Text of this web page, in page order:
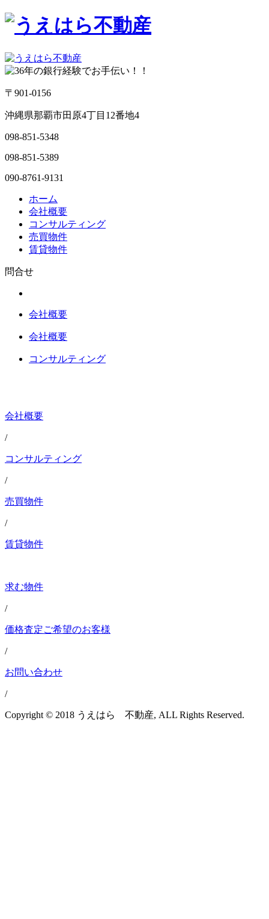
〒901-0156
沖縄県那覇市田原4丁目12番地4
098-851-5348
098-851-5389
090-8761-9131
ホーム
会社概要
コンサルティング
売買物件
賃貸物件
問合せ
会社概要
会社概要
コンサルティング
会社概要
/
コンサルティング
/
売買物件
/
賃貸物件
求む物件
/
価格査定ご希望のお客様
/
お問い合わせ
/
Copyright © 2018 うえはら 不動産, ALL Rights Reserved.